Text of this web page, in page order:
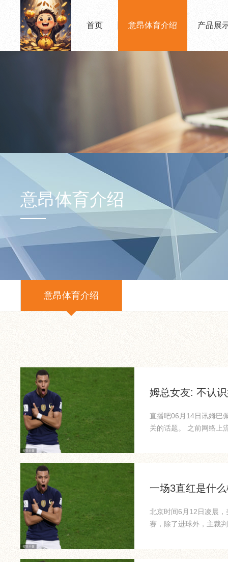
首页 意昂体育介绍 产品展
意昂体育介绍
意昂体育介绍
姆总女友: 不认
直播吧06月14日讯姆巴
关的话题。 之前网络上
一场3直红是什
北京时间6月12日凌晨
赛，除了进球外，主裁